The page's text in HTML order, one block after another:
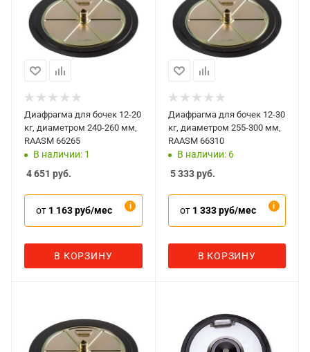
Диафрагма для бочек 12-20
кг, диаметром 240-260 мм,
RAASM 66265
В наличии: 1
4 651 руб.
от 1 163 руб/мес
В КОРЗИНУ
Диафрагма для бочек 12-30
кг, диаметром 255-300 мм,
RAASM 66310
В наличии: 6
5 333руб.
от 1 333 руб/мес
В КОРЗИНУ